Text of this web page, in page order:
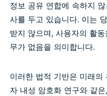
정보 공유 연합에 속하지
사를 두고 있습니다. 이는
받지 않으며, 사용자의 활
무가 없음을 의미합니다.
이러한 법적 기반은 미래
자 내성 암호화 연구와 같